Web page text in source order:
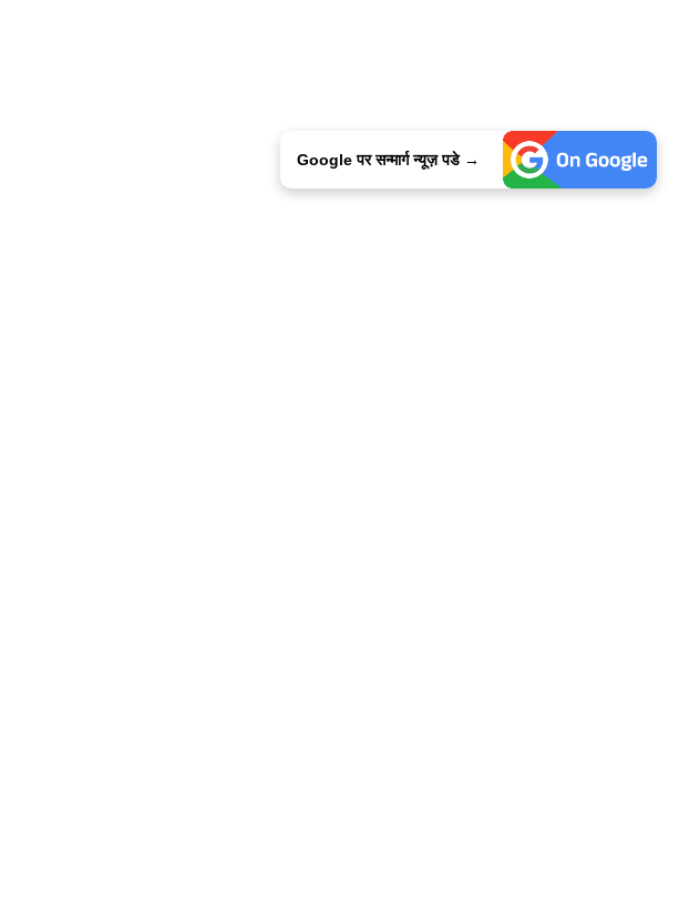
Google पर सन्मार्ग न्यूज़ पडे →